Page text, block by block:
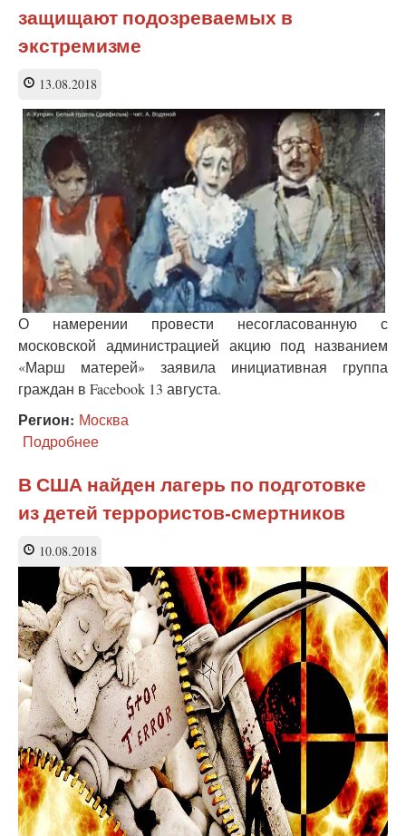
что
предупреждали.
дети»
прикончат
Россию
защищают подозреваемых в
экстремизме
13.08.2018
О намерении провести несогласованную с
московской администрацией акцию под названием
«Марш матерей» заявила инициативная группа
граждан в Facebook 13 августа.
Регион: Москва
Подробнее
же
дети»
—
защищают
подозреваемых
в
экстремизме
В США найден лагерь по подготовке
из детей террористов-смертников
10.08.2018